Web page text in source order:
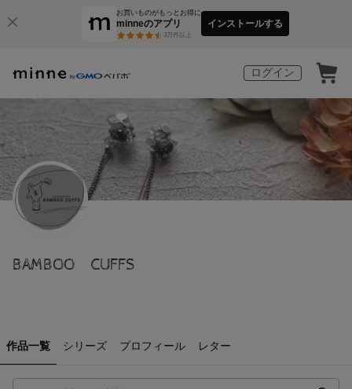
お買いものがもっとお得に
minneのアプリ
3万件以上
インストールする
ログイン
BAMBOO CUFFS
作品一覧 シリーズ プロフィール レター